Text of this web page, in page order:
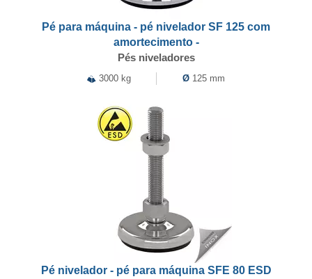
Pé para máquina - pé nivelador SF 125 com
amortecimento -
Pés niveladores
3000 kg Ø 125 mm
Pé nivelador - pé para máquina SFE 80 ESD